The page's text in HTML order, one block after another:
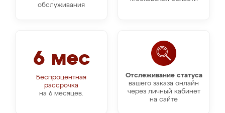
обслуживания
Отслеживание статуса
вашего заказа онлайн
через личный кабинет
на сайте
6 мес
Беспроцентная
рассрочка
на 6 месяцев.